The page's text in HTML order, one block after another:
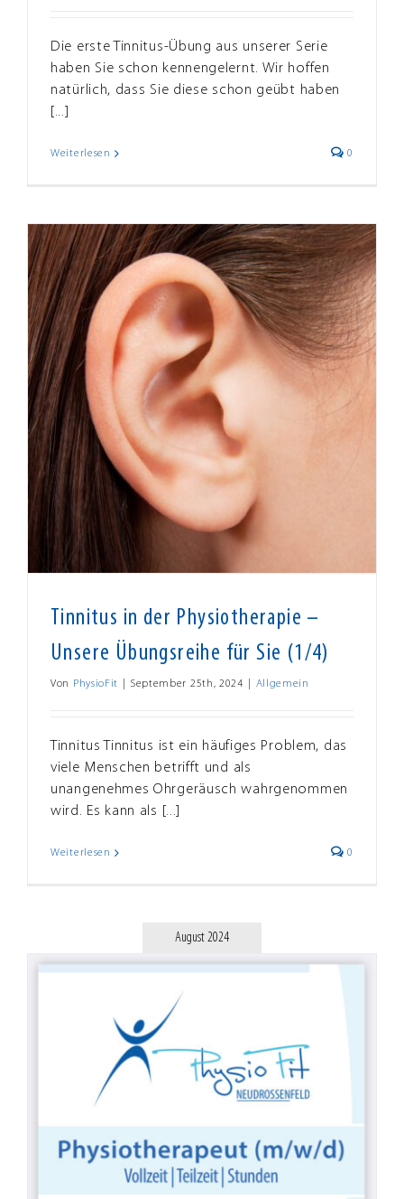
Die erste Tinnitus-Übung aus unserer Serie
haben Sie schon kennengelernt. Wir hoffen
natürlich, dass Sie diese schon geübt haben
[...]
Weiterlesen 0
Tinnitus in der Physiotherapie –
Unsere Übungsreihe für Sie (1/4)
Von PhysioFit September 25th, 2024 Allgemein
Tinnitus Tinnitus ist ein häufiges Problem, das
viele Menschen betrifft und als
unangenehmes Ohrgeräusch wahrgenommen
wird. Es kann als [...]
Weiterlesen 0
August 2024